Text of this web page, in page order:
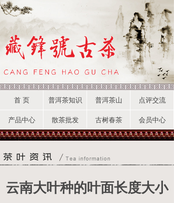
首 页 普洱茶知识 普洱茶山 点评交流
产品中心 散茶批发 古树春茶 会员中心
云南大叶种的叶面长度大小